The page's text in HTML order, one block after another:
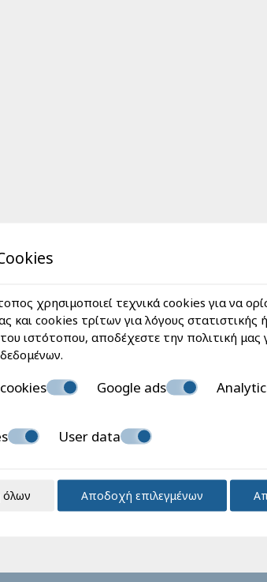
Γραφεία εντός
χρησιμοποιεί τεχνικά cookies για να
και cookies τρίτων για λόγους στατιστικής
ιστότοπου, αποδέχεστε την πολιτική μας
.
Google ads
User data
όλων Αποδοχή επιλεγμένων